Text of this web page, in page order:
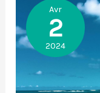
Avr
2
2024